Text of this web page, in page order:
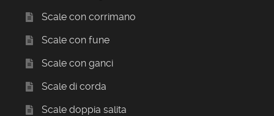
Scale con corrimano
Scale con fune
Scale con ganci
Scale di corda
Scale doppia salita